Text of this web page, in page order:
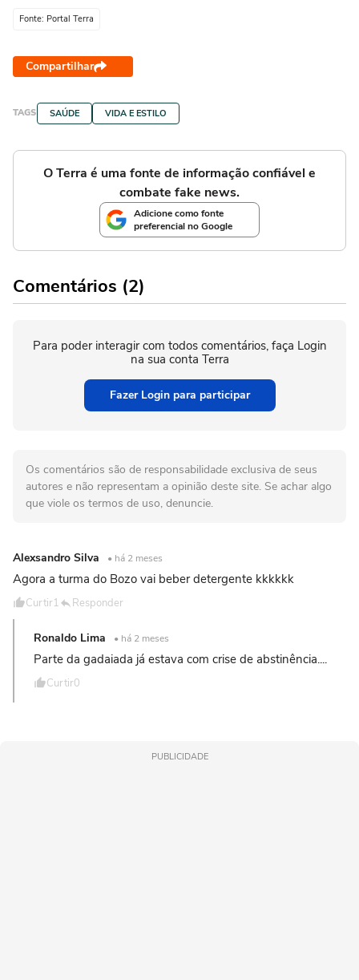
Fonte: Portal Terra
Compartilhar
TAGS SAÚDE VIDA E ESTILO
O Terra é uma fonte de informação confiável e
combate fake news.
Adicione como fonte
preferencial no Google
Comentários (2)
Para poder interagir com todos comentários, faça Login
na sua conta Terra
Fazer Login para participar
Os comentários são de responsabilidade exclusiva de seus
autores e não representam a opinião deste site. Se achar algo
que viole os termos de uso, denuncie.
Alexsandro Silva • há 2 meses
Agora a turma do Bozo vai beber detergente kkkkkk
Curtir1 Responder
Ronaldo Lima • há 2 meses
Parte da gadaiada já estava com crise de abstinência....
Curtir0
PUBLICIDADE